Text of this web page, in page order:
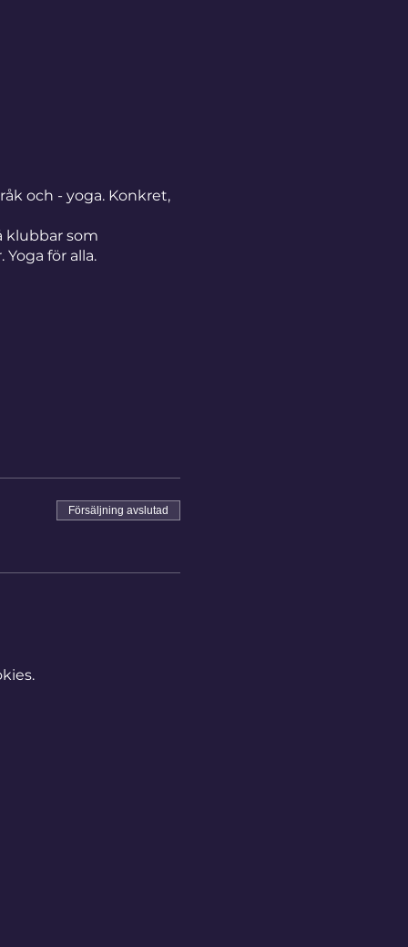
och - yoga. Konkret,
klubbar som
för alla.
Försäljning avslutad